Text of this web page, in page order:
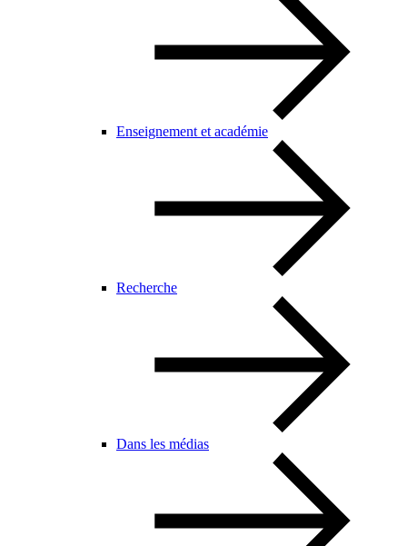
Enseignement et académie
Recherche
Dans les médias